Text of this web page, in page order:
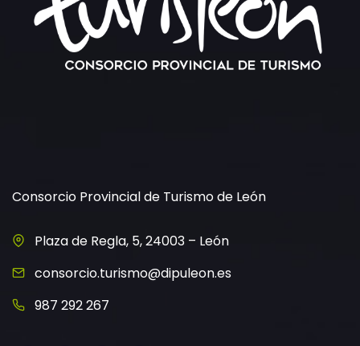
Consorcio Provincial de Turismo de León
Plaza de Regla, 5, 24003 – León
consorcio.turismo@dipuleon.es
987 292 267